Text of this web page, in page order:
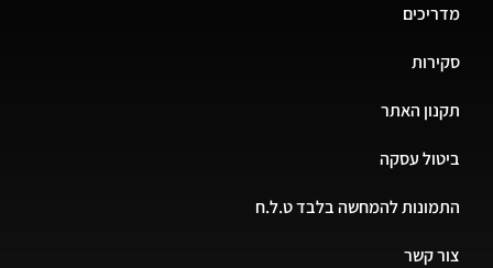
מדריכים
סקירות
תקנון האתר
ביטול עסקה
התמונות להמחשה בלבד ט.ל.ח
צור קשר